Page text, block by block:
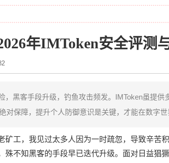
年IMToken安全评测
，黑客手段升级，钓鱼攻击频发。IMToken虽提供
对保障，提升个人防御意识是关键，才能在数字
矿工，我见过太多人因为一时疏忽，导致辛苦
不知黑客的手段早已迭代升级。面对日益猖